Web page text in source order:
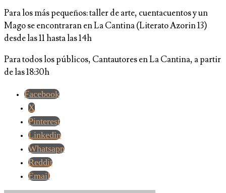
Para los más pequeños: taller de arte, cuentacuentos y un
Mago se encontraran en La Cantina (Literato Azorin 13)
desde las 11 hasta las 14h
Para todos los públicos, Cantautores en La Cantina, a partir
de las 18:30h
Facebook
X
Pinterest
Linkedin
Whatsapp
Reddit
Email